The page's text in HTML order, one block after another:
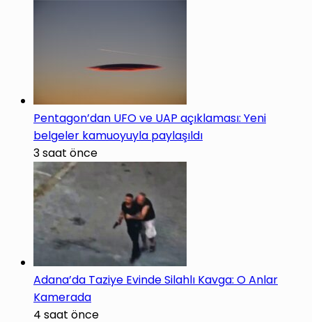
Pentagon’dan UFO ve UAP açıklaması: Yeni
belgeler kamuoyuyla paylaşıldı
3 saat önce
Adana’da Taziye Evinde Silahlı Kavga: O Anlar
Kamerada
4 saat önce